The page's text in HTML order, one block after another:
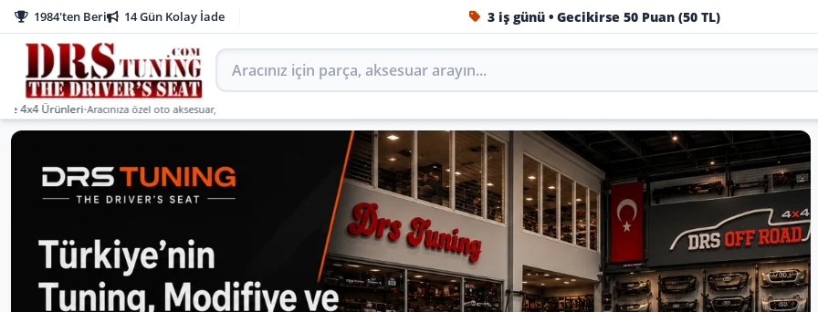
1984'ten Beri 14 Gün Kolay İade
3 iş günü • Gecikirse 50 Puan (50 TL)
1984'ten beri Türkiye’nin en büyük oto aksesuar ve tuning
Aracınız için parça arayın
•Aracınıza özel oto aksesuar, body kit, tuning, SUV, pickup ve off-road ürünlerini DRS Tuning’de marka, model ve yıla göre keşfedin.